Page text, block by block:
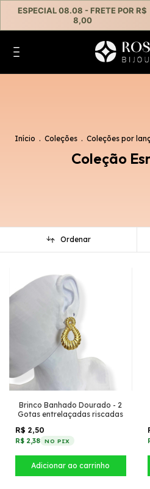
ESPECIAL 08.08 - FRETE POR R$
8,00
Início . Coleções . Coleções por
Coleção
Ordenar
Brinco Banhado Dourado - 2
Gotas entrelaçadas riscadas
R$ 2,50
R$ 2,38 NO PIX